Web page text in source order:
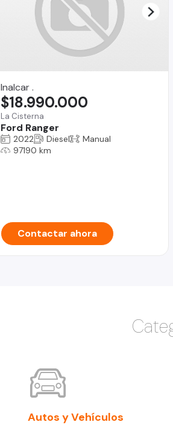
Inalcar .
La Cisterna
Ford Ranger
$18.990.000
2022 Diesel
Manual
97190 km
Contactar ahora
Autos y Vehículos